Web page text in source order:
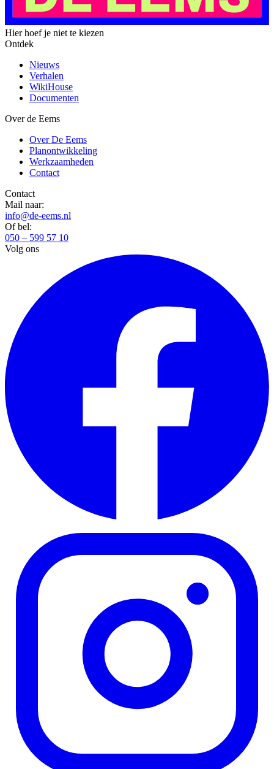
Hier hoef je niet te kiezen
Ontdek
Nieuws
Verhalen
WikiHouse
Documenten
Over de Eems
Over De Eems
Planontwikkeling
Werkzaamheden
Contact
Contact
Mail naar:
info@de-eems.nl
Of bel:
050 – 599 57 10
Volg ons